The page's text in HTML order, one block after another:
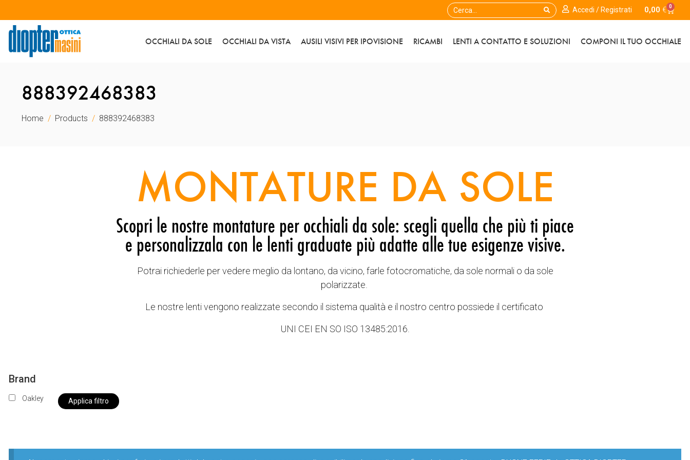
Accedi / Registrati 0,00 € 0
OCCHIALI DA SOLE OCCHIALI DA VISTA AUSILI VISIVI PER IPOVISIONE RICAMBI LENTI A CONTATTO E SOLUZIONI COMPONI IL TUO OCCHIALE
888392468383
Home Products 888392468383
MONTATURE DA SOLE
Scopri le nostre montature per occhiali da sole: scegli quella che più ti piace
e personalizzala con le lenti graduate più adatte alle tue esigenze visive.
Potrai richiederle per vedere meglio da lontano, da vicino, farle fotocromatiche, da sole normali o da sole
polarizzate.
Le nostre lenti vengono realizzate secondo il sistema qualità e il nostro centro possiede il certificato
UNI CEI EN SO ISO 13485:2016.
Brand
Oakley Applica filtro